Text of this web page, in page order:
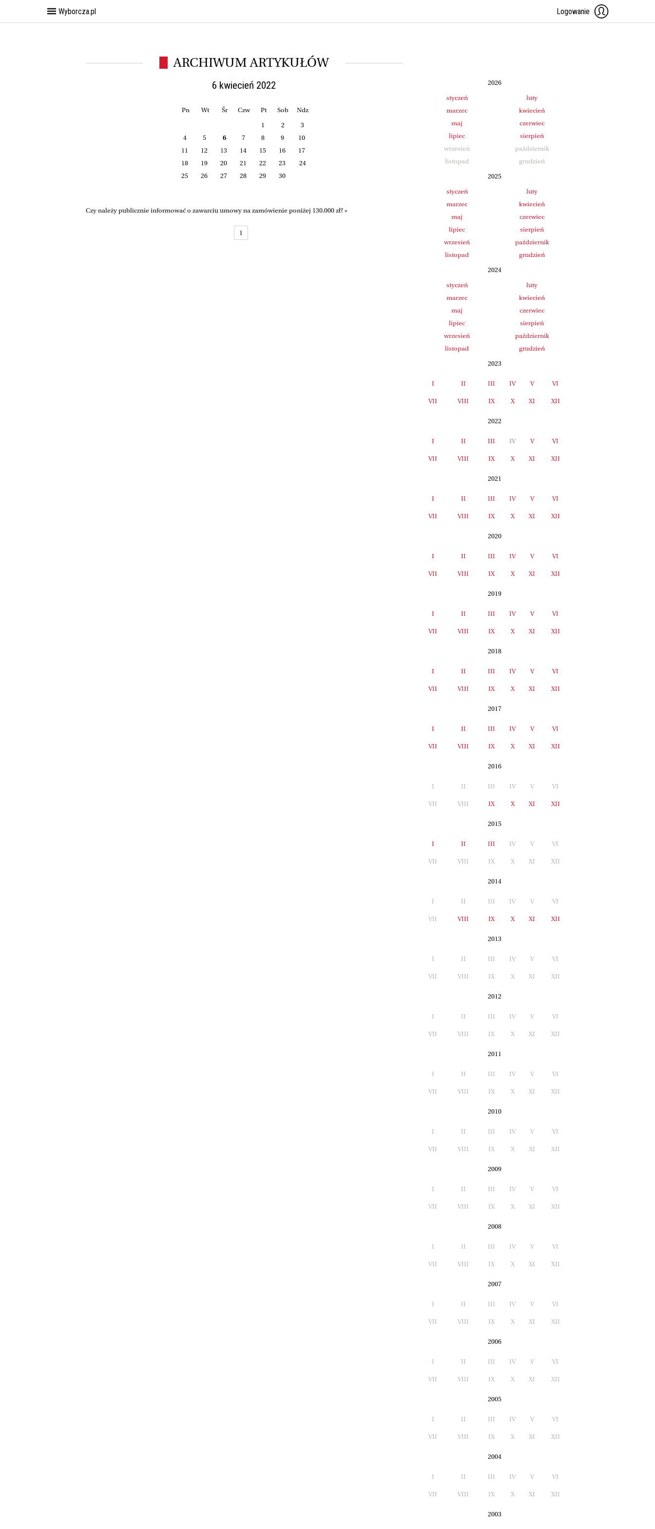
Wyborcza.pl Logowanie
ARCHIWUM ARTYKUŁÓW
6 kwiecień 2022
Pn Wt Śr Czw Pt Sob Ndz
1 2
3
4
5 6 7 8 9
10
11
12 13 14 15 16
17
18
19 20 21 22 23
24
25
26 27 28 29 30
Czy należy publicznie informować o zawarciu umowy na zamówienie poniżej 130.000 zł? »
1
2026
styczeń
luty
marzec
kwiecień
maj
czerwiec
lipiec
sierpień
wrzesień
październik
listopad
grudzień
2025
styczeń
luty
marzec
kwiecień
maj
czerwiec
lipiec
sierpień
wrzesień
październik
listopad
grudzień
2024
styczeń
luty
marzec
kwiecień
maj
czerwiec
lipiec
sierpień
wrzesień
październik
listopad
grudzień
2023
I II III IV V VI
VII VIII IX X XI XII
2022
I II III IV V VI
VII VIII IX X XI XII
2021
I II III IV V VI
VII VIII IX X XI XII
2020
I II III IV V VI
VII VIII IX X XI XII
2019
I II III IV V VI
VII VIII IX X XI XII
2018
I II III IV V VI
VII VIII IX X XI XII
2017
I II III IV V VI
VII VIII IX X XI XII
2016
I II III IV V VI
VII VIII IX X XI XII
2015
I II III IV V VI
VII VIII IX X XI XII
2014
I II III IV V VI
VII VIII IX X XI XII
2013
I II III IV V VI
VII VIII IX X XI XII
2012
I II III IV V VI
VII VIII IX X XI XII
2011
I II III IV V VI
VII VIII IX X XI XII
2010
I II III IV V VI
VII VIII IX X XI XII
2009
I II III IV V VI
VII VIII IX X XI XII
2008
I II III IV V VI
VII VIII IX X XI XII
2007
I II III IV V VI
VII VIII IX X XI XII
2006
I II III IV V VI
VII VIII IX X XI XII
2005
I II III IV V VI
VII VIII IX X XI XII
2004
I II III IV V VI
VII VIII IX X XI XII
2003